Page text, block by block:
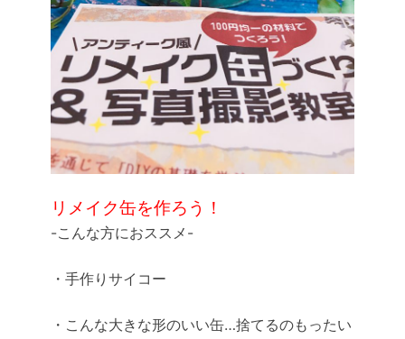
リメイク缶を作ろう！
-こんな方におススメ-
・手作りサイコー
・こんな大きな形のいい缶…捨てるのもったい